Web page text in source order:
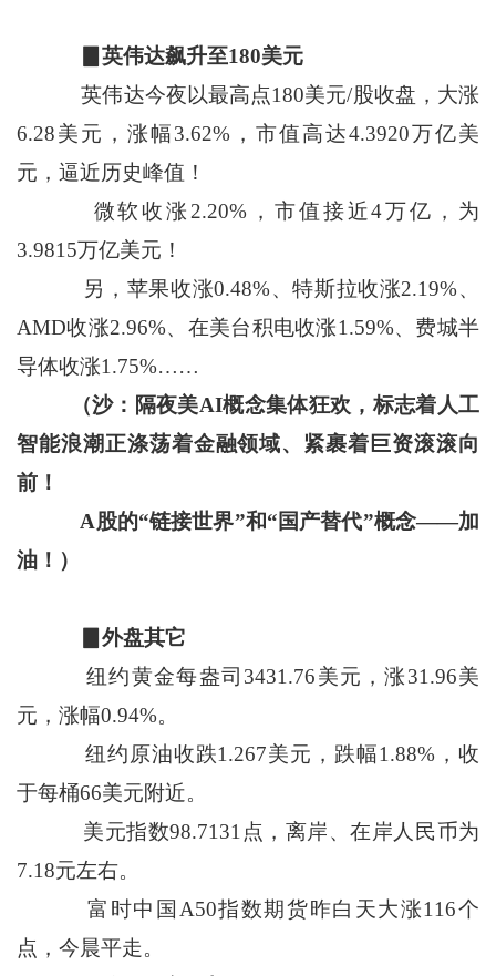
▊英伟达飙升至180美元
英伟达今夜以最高点180美元/股收盘，大涨
6.28美元，涨幅3.62%，市值高达4.3920万亿美
元，逼近历史峰值！
微软收涨2.20%，市值接近4万亿，为
3.9815万亿美元！
另，苹果收涨0.48%、特斯拉收涨2.19%、
AMD收涨2.96%、在美台积电收涨1.59%、费城半
导体收涨1.75%……
（沙：隔夜美AI概念集体狂欢，标志着人工
智能浪潮正涤荡着金融领域、紧裹着巨资滚滚向
前！
A股的“链接世界”和“国产替代”概念——加
油！）
▊外盘其它
纽约黄金每盎司3431.76美元，涨31.96美
元，涨幅0.94%。
纽约原油收跌1.267美元，跌幅1.88%，收
于每桶66美元附近。
美元指数98.7131点，离岸、在岸人民币为
7.18元左右。
富时中国A50指数期货昨白天大涨116个
点，今晨平走。